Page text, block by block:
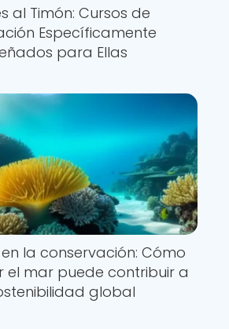
al Timón: Cursos de
Específicamente
para Ellas
la conservación: Cómo
el mar puede contribuir a
global